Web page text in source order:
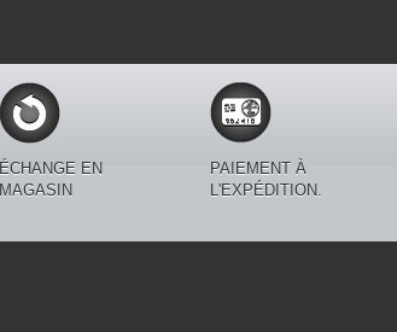
ÉCHANGE EN
MAGASIN
PAIEMENT À
L'EXPÉDITION.